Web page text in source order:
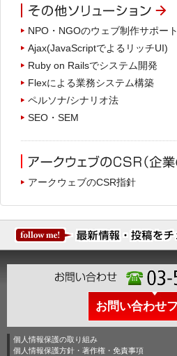
NPO・NGOのウェブ制作サポート
Ajax(JavaScriptでよるリッチUI)
Ruby on Railsでシステム開発
Flexによる業務システム構築
ペルソナ/シナリオ法
SEO・SEM
アークウェブのCSR指針
お問い合わせ
個人情報保護の取り組み
個人情報保護方針・著作権・免責事項